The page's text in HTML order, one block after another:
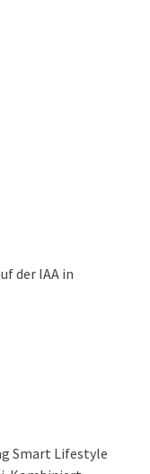
der IAA in
Smart Lifestyle